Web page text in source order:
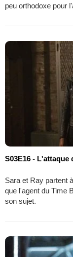
peu orthodoxe pour
S03E16 - L'attaque
Sara et Ray partent
que l'agent du Time
son sujet.